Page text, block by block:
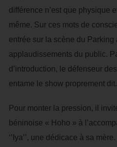
différence n’est que physique
même. Sur ces mots de
entrée sur la scène du Parking
applaudissements du public.
d’introduction, le défenseur
entame le show proprement dit.
Pour monter la pression, il
béninoise « Hoho » à
‘’Iya’’, une dédicace à sa